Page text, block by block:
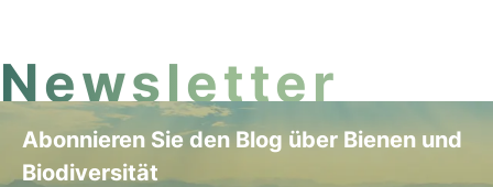
Newsletter
Abonnieren Sie den Blog über Bienen und
Biodiversität